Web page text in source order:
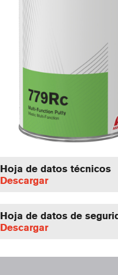
Hoja de datos técnicos
Descargar
Hoja de datos de
Descargar